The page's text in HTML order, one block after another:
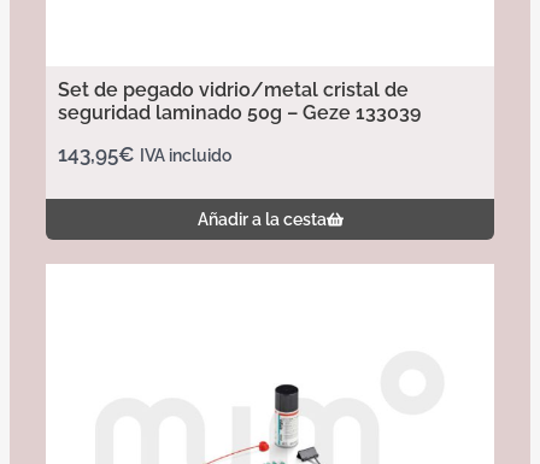
Set de pegado vidrio/metal cristal de
seguridad laminado 50g – Geze 133039
143,95€ IVA incluido
Añadir a la cesta